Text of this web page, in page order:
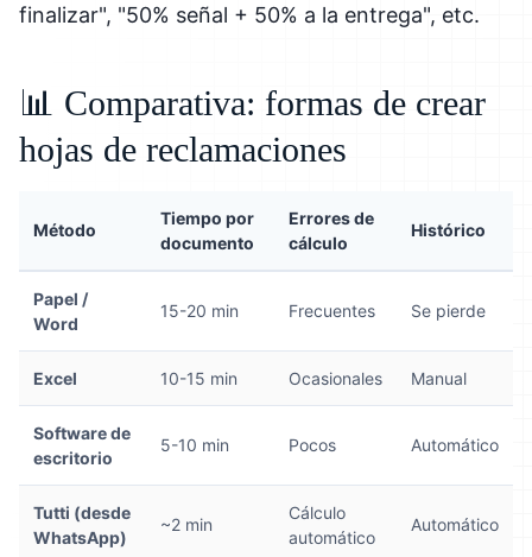
finalizar", "50% señal + 50% a la entrega", etc.
📊 Comparativa: formas de crear
hojas de reclamaciones
Método
Tiempo por
documento
Errores de
cálculo
Histórico
Papel /
Word
15-20 min Frecuentes Se pierde
Excel 10-15 min Ocasionales Manual
Software de
escritorio
5-10 min Pocos Automático
Tutti (desde
WhatsApp)
~2 min
Cálculo
automático
Automático